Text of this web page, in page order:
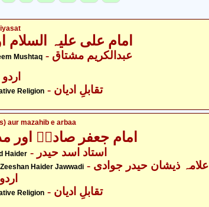
Mushtaq - عبدالکریم مشتاق
Religion - تقابلِ ادیان
aur mazahib e arbaa
امام جعفر صادقؑ اور
Haider - استاد اسد حیدر
Haider Jawwadi - علامہ ذیشان حیدر جوادی
- اردو
Religion - تقابلِ ادیان